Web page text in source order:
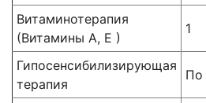
Витаминотерапия
(Витамины А, Е )
1
Гипосенсибилизирующая
терапия
По